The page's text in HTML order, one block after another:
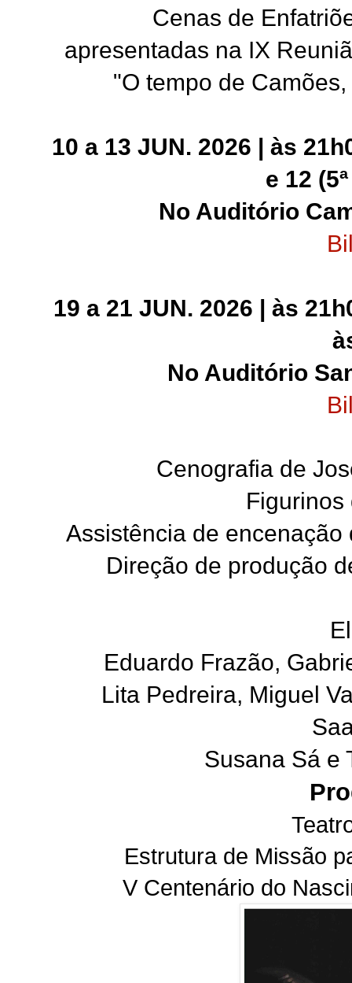
Cenas de
apresentadas na IX
"O tempo de
10 a 13 JUN. 2026 | às
e 12
No Auditório
19 a 21 JUN. 2026 | às
No Auditório
Cenografia de
Figurinos
Assistência de
Direção de produção
Eduardo Frazão,
Lita Pedreira, Miguel
Susana Sá e
Estrutura de Missão
V Centenário do